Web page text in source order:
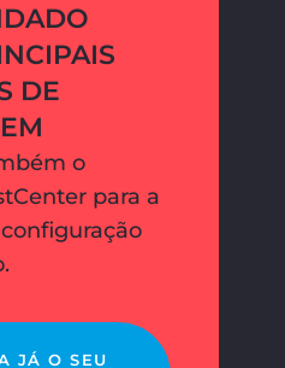
DE
o
para a
configuração
JÁ O SEU